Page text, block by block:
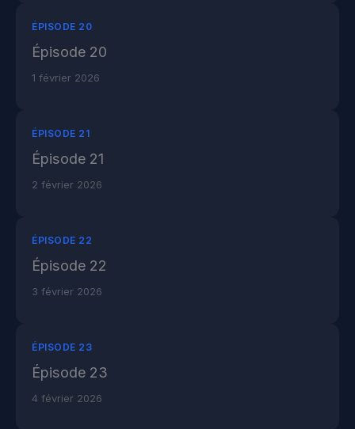
ÉPISODE 20
Épisode 20
1 février 2026
ÉPISODE 21
Épisode 21
2 février 2026
ÉPISODE 22
Épisode 22
3 février 2026
ÉPISODE 23
Épisode 23
4 février 2026